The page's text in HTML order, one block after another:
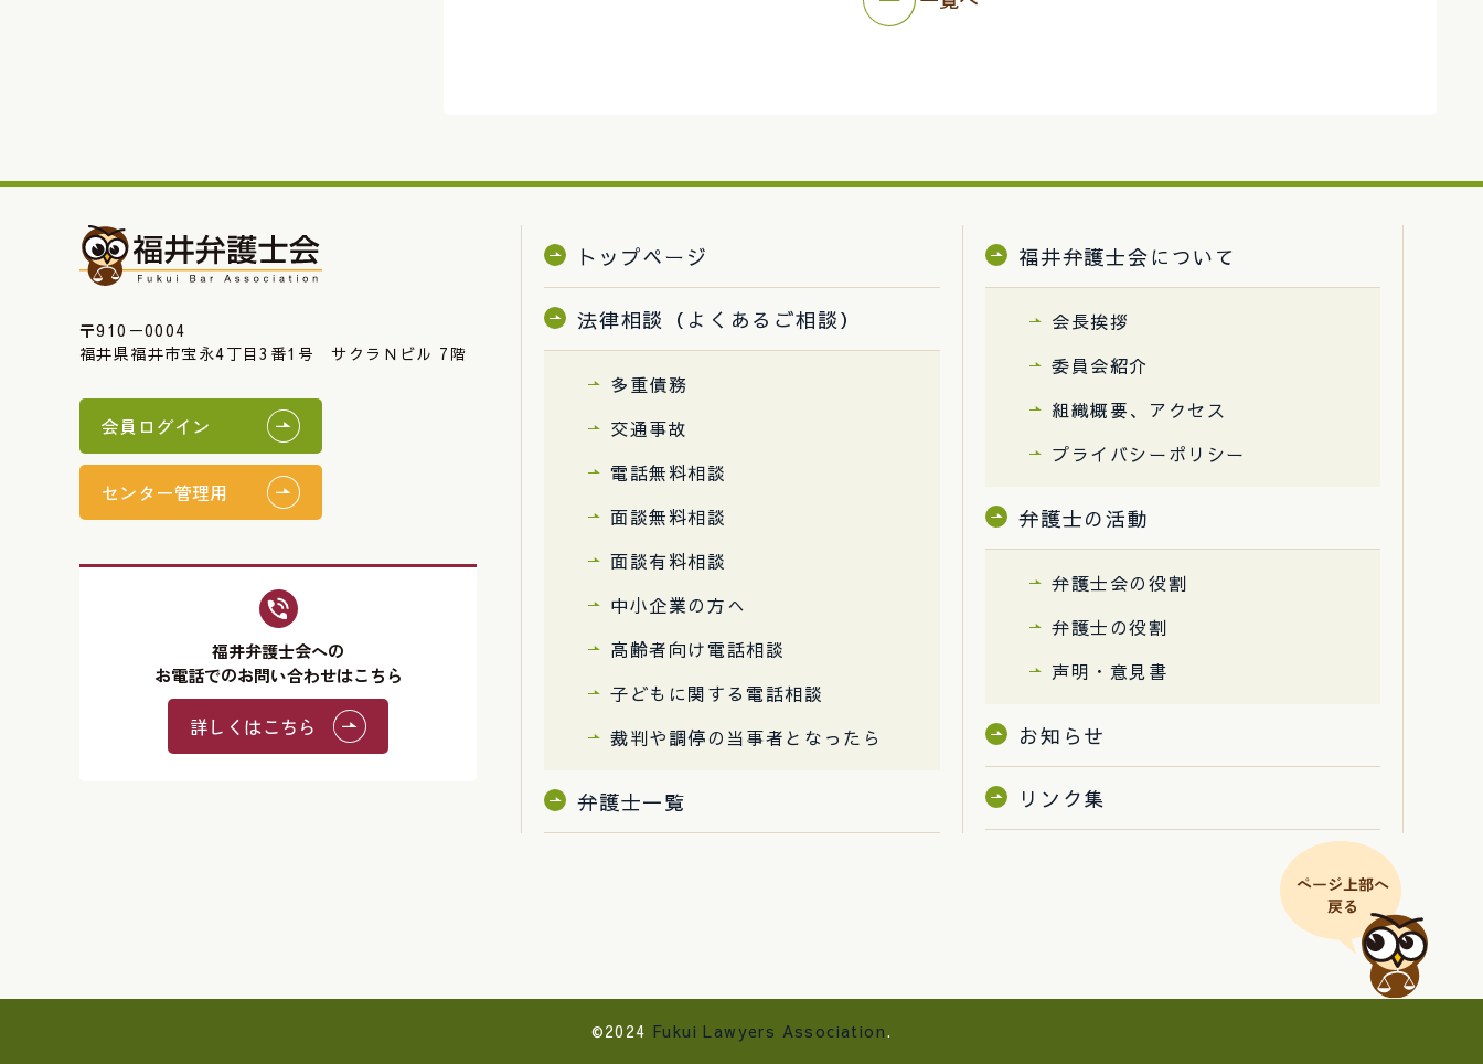
〒910－0004
福井県福井市宝永4丁目3番1号 サクラＮビル 7階
会員ログイン
センター管理用
福井弁護士会への
お電話でのお問い合わせはこちら
詳しくはこちら
トップページ
法律相談（よくあるご相談）
多重債務
交通事故
電話無料相談
面談無料相談
面談有料相談
中小企業の方へ
高齢者向け電話相談
子どもに関する電話相談
裁判や調停の当事者となったら
弁護士一覧
福井弁護士会について
会長挨拶
委員会紹介
組織概要、アクセス
プライバシーポリシー
弁護士の活動
弁護士会の役割
弁護士の役割
声明・意見書
お知らせ
リンク集
©2024 Fukui Lawyers Association.